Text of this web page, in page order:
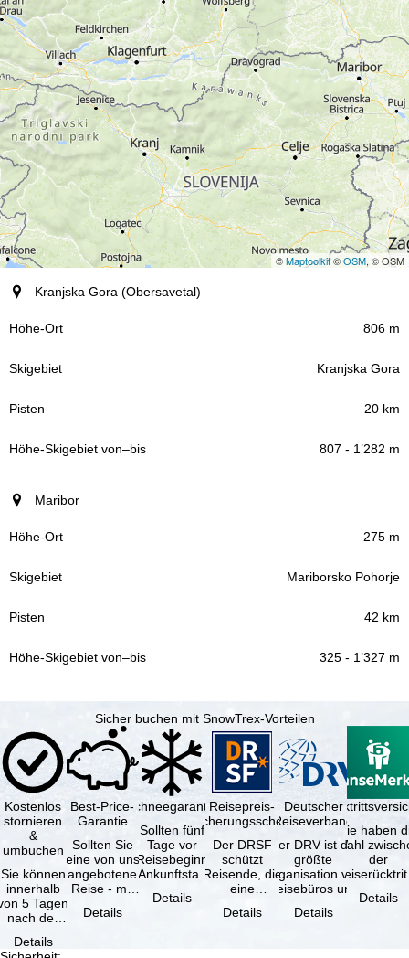
©Maptoolkit©OSM, © OSM
Ort (Region)
Höhe-Ort
Höhe-Skigebiet
–
Kranjska Gora (Obersavetal)
806 m
Kranjska Gora
20 km
807 - 1’282 m
Maribor
275 m
Mariborsko Pohorje
42 km
325 - 1’327 m
Sicher buchen mit SnowTrex-Vorteilen
Kostenlos
stornieren
&
umbuchen
Sie können
innerhalb
5 Tagen
nach der
kostenfrei
Details
Best-Price-
Garantie
Sollten Sie
eine von uns
angebotene
Reise - mit
Leistung und
Details
Schneegarantie
Sollten fünf
Tage vor
Reisebeginn
(Ankunftstag)
aufgrund von
Schneemangel
Details
Reisepreis-
Sicherungsschein
Der DRSF
schützt
Reisende, die
eine
oder
Details
Deutscher
Reiseverband
Der DRV ist die
größte
Organisation von
Reisebüros und
Reiseveranstaltern
in …
Details
Sie haben
Wahl
der
(inklusive
Details